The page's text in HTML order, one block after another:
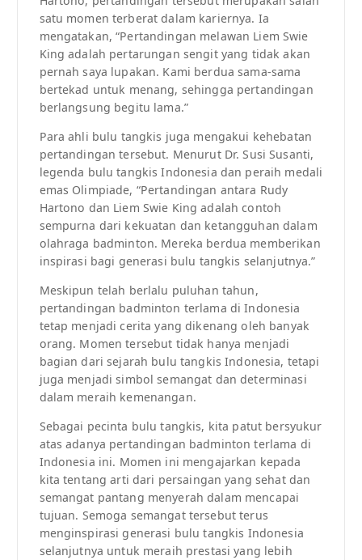
satu momen terberat dalam kariernya. Ia
mengatakan, “Pertandingan melawan Liem Swie
King adalah pertarungan sengit yang tidak akan
pernah saya lupakan. Kami berdua sama-sama
bertekad untuk menang, sehingga pertandingan
berlangsung begitu lama.”
Para ahli bulu tangkis juga mengakui kehebatan
pertandingan tersebut. Menurut Dr. Susi Susanti,
legenda bulu tangkis Indonesia dan peraih medali
emas Olimpiade, “Pertandingan antara Rudy
Hartono dan Liem Swie King adalah contoh
sempurna dari kekuatan dan ketangguhan dalam
olahraga badminton. Mereka berdua memberikan
inspirasi bagi generasi bulu tangkis selanjutnya.”
Meskipun telah berlalu puluhan tahun,
pertandingan badminton terlama di Indonesia
tetap menjadi cerita yang dikenang oleh banyak
orang. Momen tersebut tidak hanya menjadi
bagian dari sejarah bulu tangkis Indonesia, tetapi
juga menjadi simbol semangat dan determinasi
dalam meraih kemenangan.
Sebagai pecinta bulu tangkis, kita patut bersyukur
atas adanya pertandingan badminton terlama di
Indonesia ini. Momen ini mengajarkan kepada
kita tentang arti dari persaingan yang sehat dan
semangat pantang menyerah dalam mencapai
tujuan. Semoga semangat tersebut terus
menginspirasi generasi bulu tangkis Indonesia
selanjutnya untuk meraih prestasi yang lebih